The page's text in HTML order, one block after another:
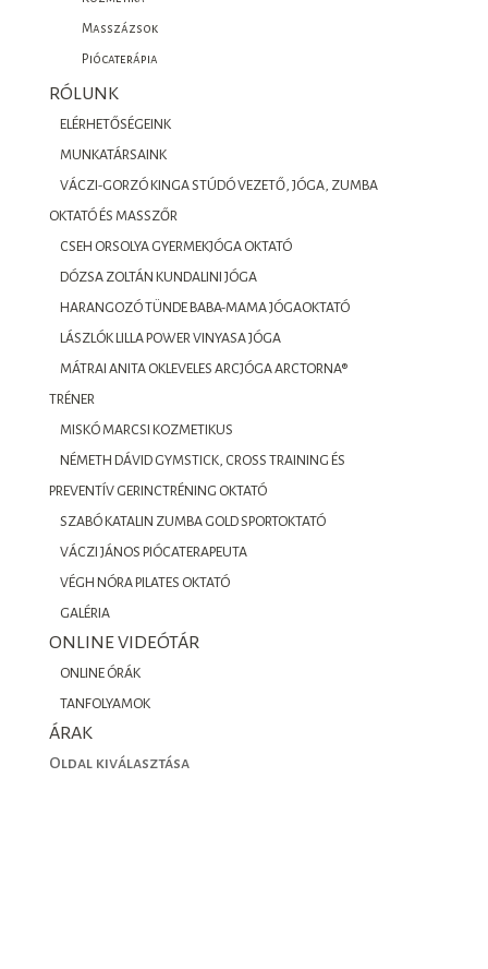
Masszázsok
Piócaterápia
RÓLUNK
ELÉRHETŐSÉGEINK
MUNKATÁRSAINK
VÁCZI-GORZÓ KINGA STÚDÓ VEZETŐ, JÓGA, ZUMBA
OKTATÓ ÉS MASSZŐR
CSEH ORSOLYA GYERMEKJÓGA OKTATÓ
DÓZSA ZOLTÁN KUNDALINI JÓGA
HARANGOZÓ TÜNDE BABA-MAMA JÓGAOKTATÓ
LÁSZLÓK LILLA POWER VINYASA JÓGA
MÁTRAI ANITA OKLEVELES ARCJÓGA ARCTORNA®
TRÉNER
MISKÓ MARCSI KOZMETIKUS
NÉMETH DÁVID GYMSTICK, CROSS TRAINING ÉS
PREVENTÍV GERINCTRÉNING OKTATÓ
SZABÓ KATALIN ZUMBA GOLD SPORTOKTATÓ
VÁCZI JÁNOS PIÓCATERAPEUTA
VÉGH NÓRA PILATES OKTATÓ
GALÉRIA
ONLINE VIDEÓTÁR
ONLINE ÓRÁK
TANFOLYAMOK
ÁRAK
Oldal kiválasztása